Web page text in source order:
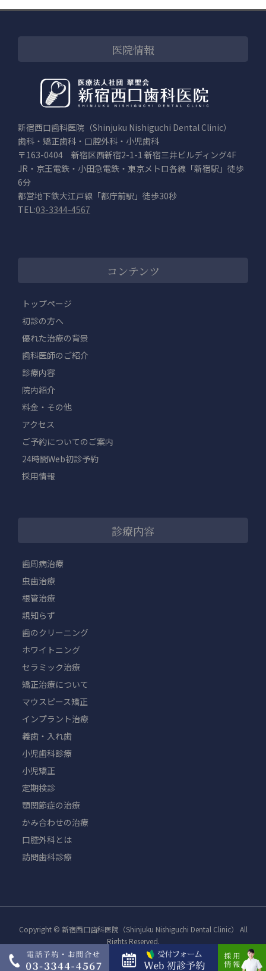
医院情報
新宿西口歯科医院（Shinjuku Nishiguchi Dental Clinic）
歯科・矯正歯科・口腔外科・小児歯科
〒163-0404 新宿区西新宿2-1-1 新宿三井ビルディング4F
JR・京王電鉄・小田急電鉄・東京メトロ各線「新宿駅」徒歩
6分
都営地下鉄大江戸線「都庁前駅」徒歩30秒
TEL:03-3344-4567
コンテンツ
トップページ
初診の方へ
優れた治療の背景
歯科医師のご紹介
診療内容
院内紹介
料金・その他
アクセス
ご予約についてのご案内
24時間Web初診予約
採用情報
診療内容
歯周病治療
虫歯治療
根管治療
親知らず
歯のクリーニング
ホワイトニング
セラミック治療
矯正治療について
マウスピース矯正
インプラント治療
義歯・入れ歯
小児歯科診療
小児矯正
定期検診
顎関節症の治療
かみ合わせの治療
口腔外科とは
訪問歯科診療
Copyright © 新宿西口歯科医院（Shinjuku Nishiguchi Dental Clinic） All
Rights Reserved.